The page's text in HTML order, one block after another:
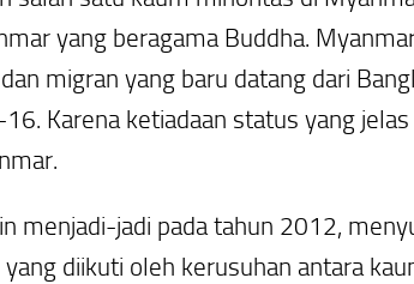
yang beragama Buddha.
migran yang baru datang dari
Karena ketiadaan status yang
menjadi-jadi pada tahun 2012,
diikuti oleh kerusuhan antara